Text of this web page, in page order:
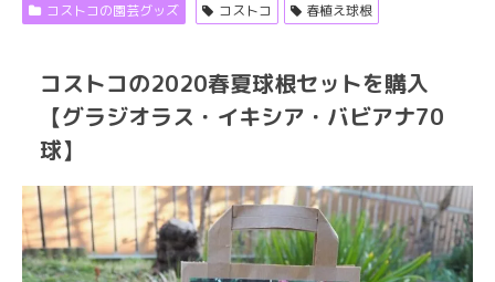
コストコの園芸グッズ コストコ 春植え球根
コストコの2020春夏球根セットを購入
【グラジオラス・イキシア・バビアナ70
球】